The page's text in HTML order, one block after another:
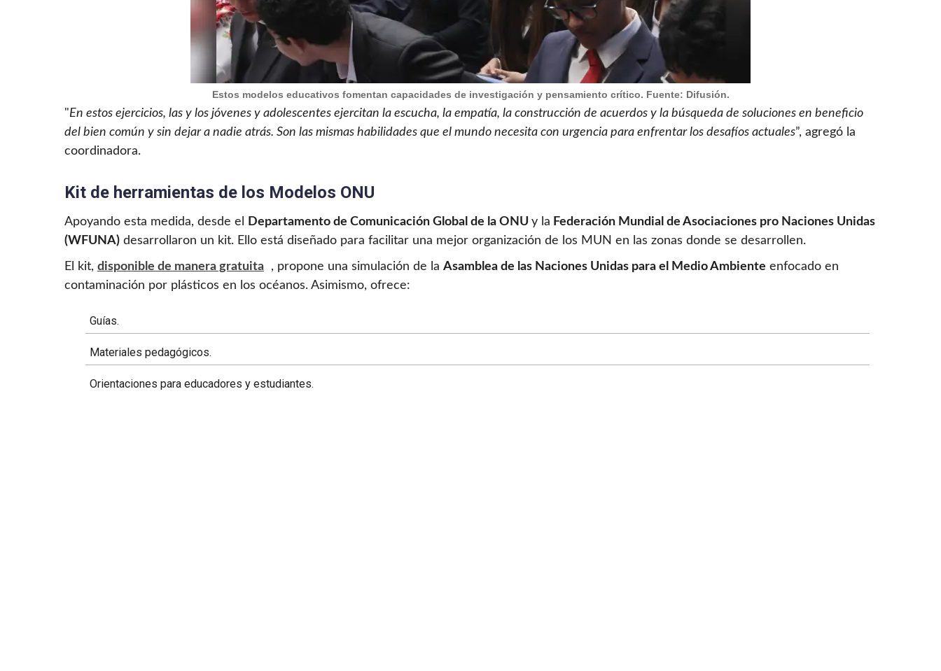
Estos modelos educativos fomentan capacidades de investigación y pensamiento crítico. Fuente: Difusión.
"En estos ejercicios, las y los jóvenes y adolescentes ejercitan la escucha, la empatía, la construcción de acuerdos y la búsqueda de soluciones en beneficio
del bien común y sin dejar a nadie atrás. Son las mismas habilidades que el mundo necesita con urgencia para enfrentar los desafíos actuales”, agregó la
coordinadora.
Kit de herramientas de los Modelos ONU
Apoyando esta medida, desde el Departamento de Comunicación Global de la ONU y la Federación Mundial de Asociaciones pro Naciones Unidas
(WFUNA) desarrollaron un kit. Ello está diseñado para facilitar una mejor organización de los MUN en las zonas donde se desarrollen.
El kit, disponible de manera gratuita , propone una simulación de la Asamblea de las Naciones Unidas para el Medio Ambiente enfocado en
contaminación por plásticos en los océanos. Asimismo, ofrece:
Guías.
Materiales pedagógicos.
Orientaciones para educadores y estudiantes.